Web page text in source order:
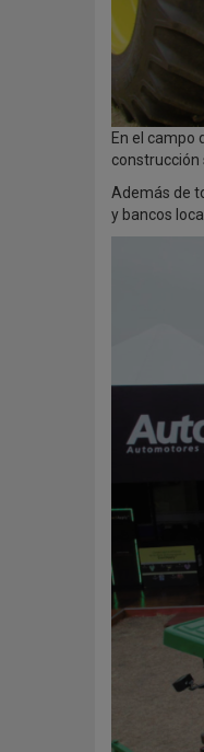
En el campo
construcción
Además de
y bancos